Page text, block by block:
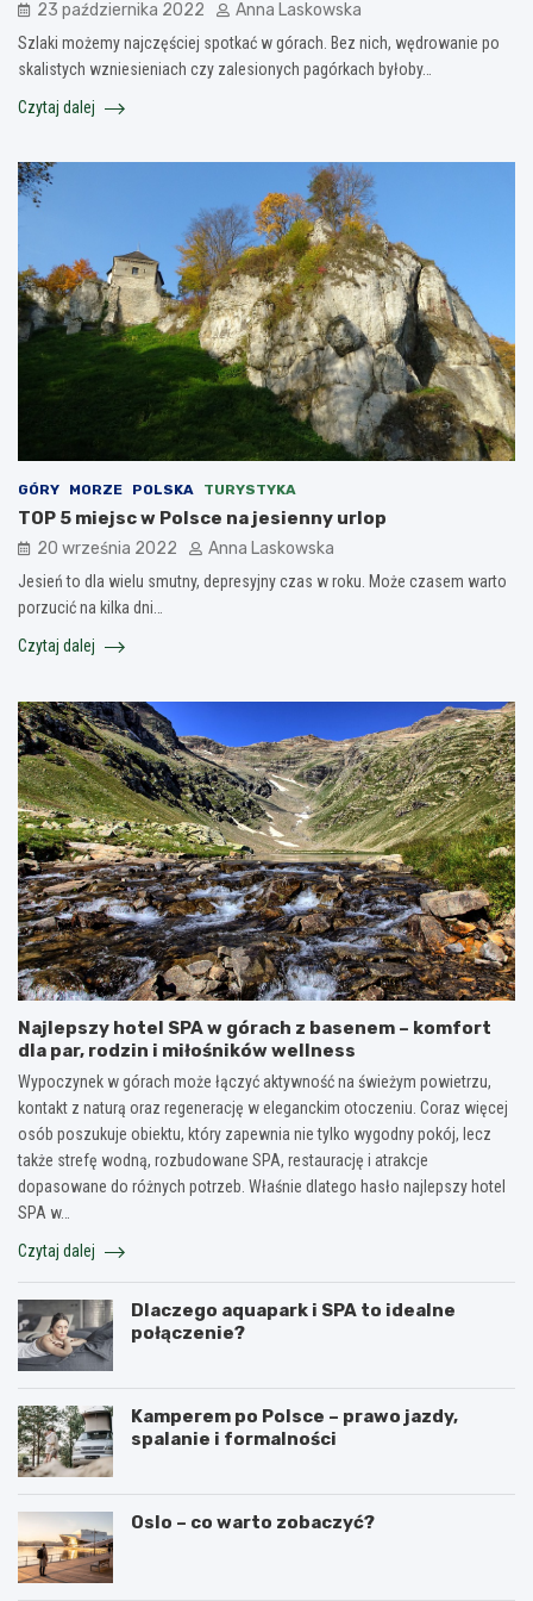
23 października 2022 Anna Laskowska
Szlaki możemy najczęściej spotkać w górach. Bez nich, wędrowanie po
skalistych wzniesieniach czy zalesionych pagórkach byłoby…
Czytaj dalej
GÓRY MORZE POLSKA TURYSTYKA
TOP 5 miejsc w Polsce na jesienny urlop
20 września 2022 Anna Laskowska
Jesień to dla wielu smutny, depresyjny czas w roku. Może czasem warto
porzucić na kilka dni…
Czytaj dalej
Najlepszy hotel SPA w górach z basenem – komfort
dla par, rodzin i miłośników wellness
Wypoczynek w górach może łączyć aktywność na świeżym powietrzu,
kontakt z naturą oraz regenerację w eleganckim otoczeniu. Coraz więcej
osób poszukuje obiektu, który zapewnia nie tylko wygodny pokój, lecz
także strefę wodną, rozbudowane SPA, restaurację i atrakcje
dopasowane do różnych potrzeb. Właśnie dlatego hasło najlepszy hotel
SPA w…
Czytaj dalej
Dlaczego aquapark i SPA to idealne
połączenie?
Kamperem po Polsce – prawo jazdy,
spalanie i formalności
Oslo – co warto zobaczyć?